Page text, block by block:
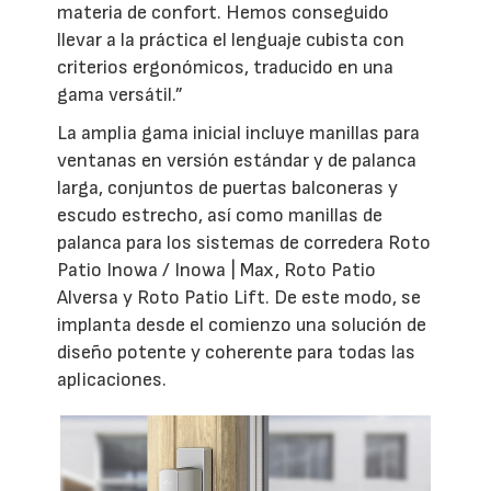
materia de confort. Hemos conseguido
llevar a la práctica el lenguaje cubista con
criterios ergonómicos, traducido en una
gama versátil.”
La amplia gama inicial incluye manillas para
ventanas en versión estándar y de palanca
larga, conjuntos de puertas balconeras y
escudo estrecho, así como manillas de
palanca para los sistemas de corredera Roto
Patio Inowa / Inowa | Max, Roto Patio
Alversa y Roto Patio Lift. De este modo, se
implanta desde el comienzo una solución de
diseño potente y coherente para todas las
aplicaciones.